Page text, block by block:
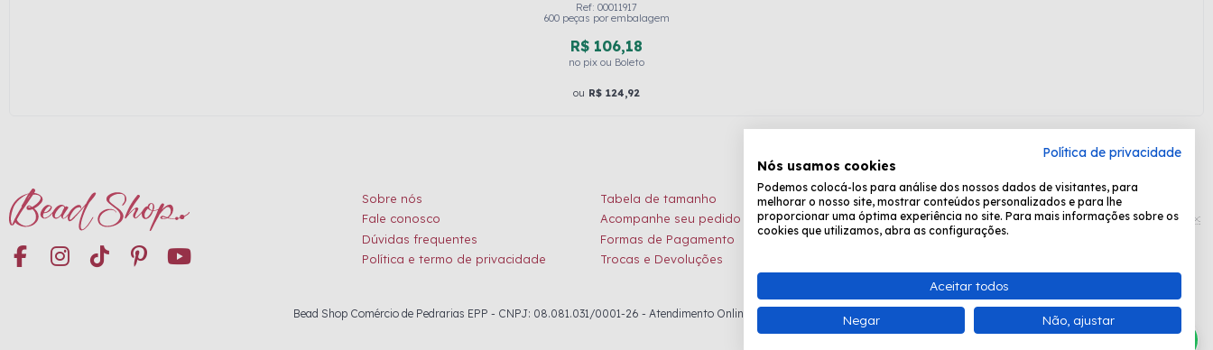
Ref: 00011917
600 peças por embalagem
R$ 106,18
no pix ou Boleto
ou R$ 124,92
Sobre nós
Tabela de tamanho
Fale conosco
Acompanhe seu pedido
Dúvidas frequentes
Formas de Pagamento
Política e termo de privacidade
Trocas e Devoluções
Formas de pagamento:
Bead Shop Comércio de Pedrarias EPP - CNPJ: 08.081.031/0001-26 - Atendimento Online: de seg. à sexta, das 8:30 às 17:15.
Política de privacidade
Nós usamos cookies
Podemos colocá-los para análise dos nossos dados de visitantes, para
melhorar o nosso site, mostrar conteúdos personalizados e para lhe
proporcionar uma óptima experiência no site. Para mais informações sobre os
cookies que utilizamos, abra as configurações.
Aceitar todos
Negar Não, ajustar